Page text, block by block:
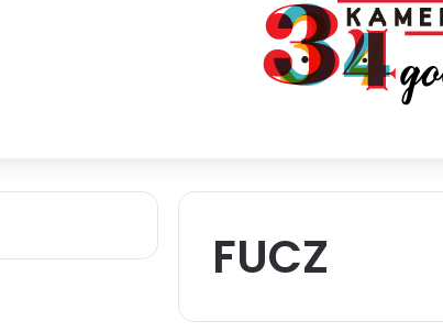
FUCZ